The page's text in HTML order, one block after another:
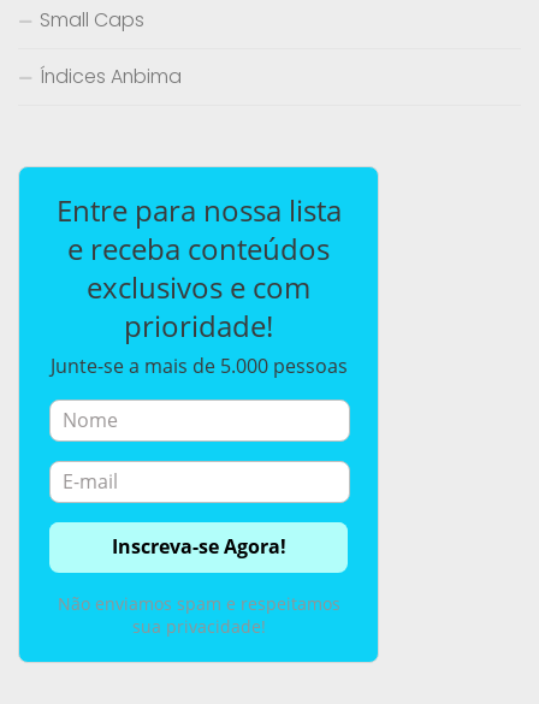
Small Caps
Índices Anbima
Entre para nossa lista
e receba conteúdos
exclusivos e com
prioridade!
Junte-se a mais de 5.000 pessoas
Não enviamos spam e respeitamos
sua privacidade!